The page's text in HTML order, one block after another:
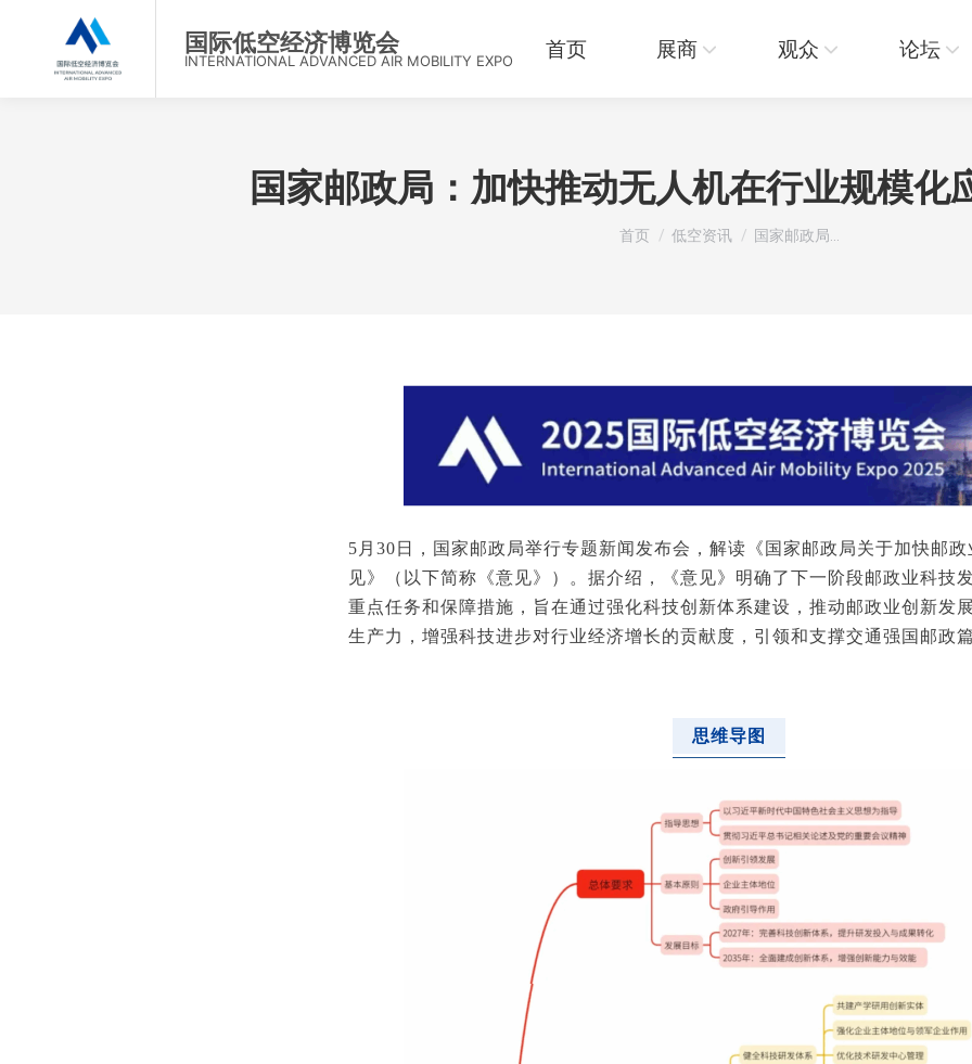
国际低空经济博览会
INTERNATIONAL ADVANCED AIR MOBILITY EXPO 首页 展商 观众 论坛
国家邮政局：加快推动无人机在行业规模化
您在这里：
首页 低空资讯 国家邮政局…
5月30日，国家邮政局举行专题新闻发布会，解读《国家邮政局关于加快邮
见》（以下简称《意见》）。据介绍，《意见》明确了下一阶段邮政业科技
重点任务和保障措施，旨在通过强化科技创新体系建设，推动邮政业创新发
生产力，增强科技进步对行业经济增长的贡献度，引领和支撑交通强国邮政篇
思维导图
展商 观众 论坛 资讯